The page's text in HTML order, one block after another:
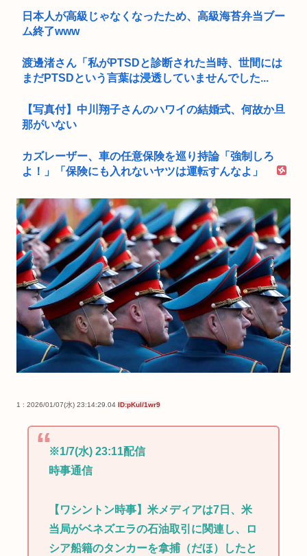
日本人が高級じゃなくなったため、高級海苔弁当ブー
ム終了www
渡邊渚さん「私がPTSDと診断された当時、世間には
まだPTSDという言葉は浸透していませんでした...
【写真付】中川翔子さんのハワイの結婚式、何故か旦
那がいない
カズレーザー、車の任意保険を巡り持論「強制しろ
よ！」「保険にも入れないヤツは運転すんなよ」
1 : 2026/01/07(水) 23:14:29.04 ID:pKul/1wr9
※1/7(水) 23:11配信
時事通信
【ワシントン時事】米メディアは7日、米
当局がベネズエラの石油取引に関連し、ロ
シア船籍のタンカーを拿捕（だほ）したと